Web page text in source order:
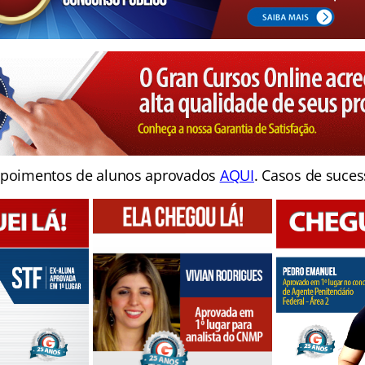
de alunos aprovados AQUI. Casos de